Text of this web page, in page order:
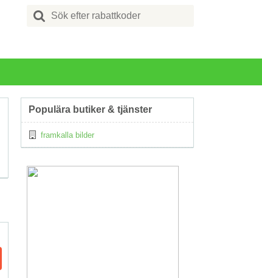
Search
for:
Populära butiker & tjänster
framkalla bilder